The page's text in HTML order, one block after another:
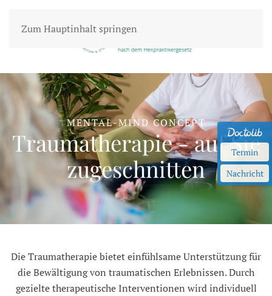
Zum Hauptinhalt springen
MENTAL-MIND CONCEPT
Traumatherapie - auf Sie
zugeschnitten
Die Traumatherapie bietet einfühlsame Unterstützung für
die Bewältigung von traumatischen Erlebnissen. Durch
gezielte therapeutische Interventionen wird individuell
Termin
Nachricht